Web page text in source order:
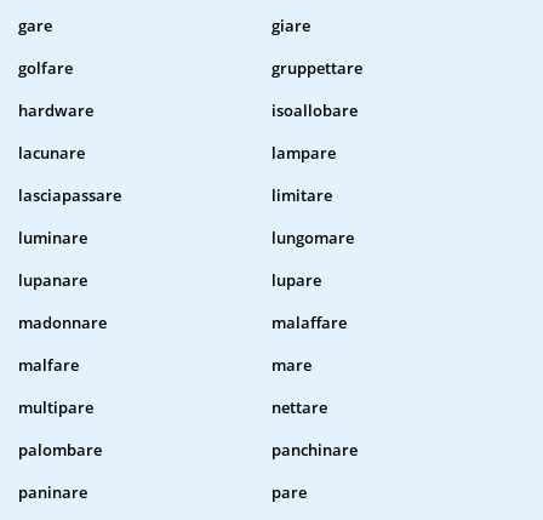
gare
giare
golfare
gruppettare
hardware
isoallobare
lacunare
lampare
lasciapassare
limitare
luminare
lungomare
lupanare
lupare
madonnare
malaffare
malfare
mare
multipare
nettare
palombare
panchinare
paninare
pare